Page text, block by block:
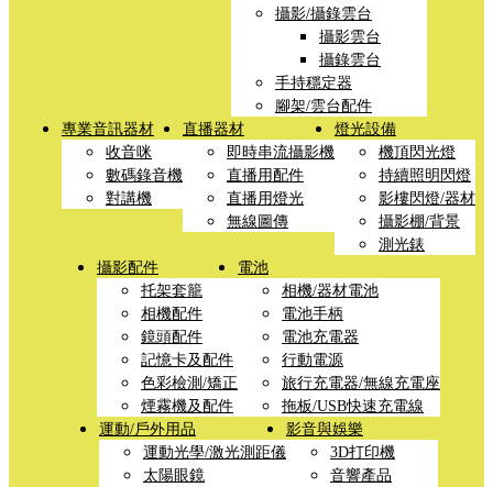
攝影/攝錄雲台
攝影雲台
攝錄雲台
手持穩定器
腳架/雲台配件
專業音訊器材
收音咪
數碼錄音機
對講機
直播器材
即時串流攝影機
直播用配件
直播用燈光
無線圖傳
燈光設備
機頂閃光燈
持續照明閃燈
影樓閃燈/器材
攝影棚/背景
測光錶
攝影配件
托架套籠
相機配件
鏡頭配件
記憶卡及配件
色彩檢測/矯正
煙霧機及配件
電池
相機/器材電池
電池手柄
電池充電器
行動電源
旅行充電器/無線充電座
拖板/USB快速充電線
運動/戶外用品
運動光學/激光測距儀
太陽眼鏡
影音與娛樂
3D打印機
音響產品